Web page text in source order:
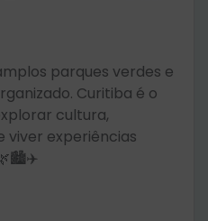
parques verdes e
Curitiba é o
cultura,
viver experiências